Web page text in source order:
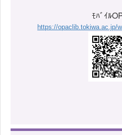
ﾓﾊﾞｲﾙ
https://opaclib.tokiwa.ac.jp/